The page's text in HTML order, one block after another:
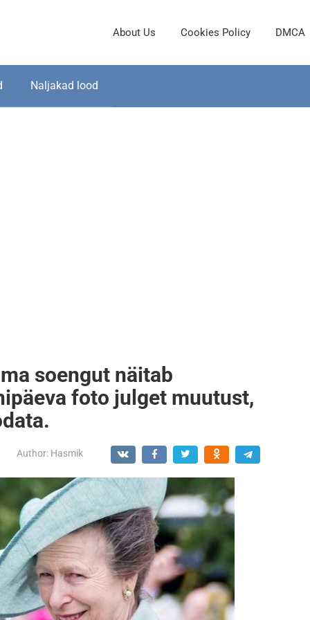
About Us Cookies Policy DMCA
Naljakad lood
soengut näitab
foto julget muutust,
Author: Hasmik